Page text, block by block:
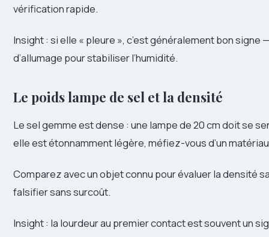
vérification rapide.
Insight : si elle « pleure », c’est généralement bon
d’allumage pour stabiliser l’humidité.
Le poids lampe de sel et la densité
Le sel gemme est dense : une lampe de 20 cm doit se
elle est étonnamment légère, méfiez-vous d’un
Comparez avec un objet connu pour évaluer la densité
falsifier sans surcoût.
Insight : la lourdeur au premier contact est souvent un